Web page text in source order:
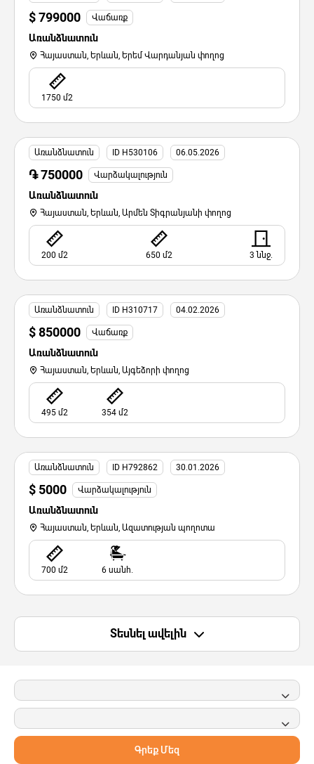
$ 799000 Վաճառք
Առանձնատուն
Հայաստան, Երևան, Երեմ Վարդանյան փողոց
1750 մ2
Առանձնատուն ID H530106 06.05.2026
֏ 750000 Վարձակալություն
Առանձնատուն
Հայաստան, Երևան, Արմեն Տիգրանյանի փողոց
200 մ2 650 մ2 3 ննջ.
Առանձնատուն ID H310717 04.02.2026
$ 850000 Վաճառք
Առանձնատուն
Հայաստան, Երևան, Այգեձորի փողոց
495 մ2 354 մ2
Առանձնատուն ID H792862 30.01.2026
$ 5000 Վարձակալություն
Առանձնատուն
Հայաստան, Երևան, Ազատության պողոտա
700 մ2 6 սանհ.
Տեսնել ավելին
Գրեք Մեզ